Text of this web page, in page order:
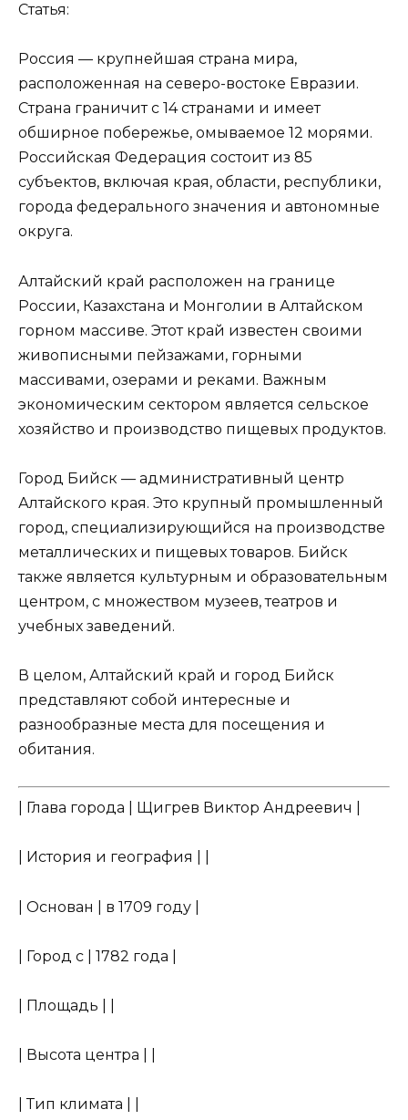
Статья:
Россия — крупнейшая страна мира,
расположенная на северо-востоке Евразии.
Страна граничит с 14 странами и имеет
обширное побережье, омываемое 12 морями.
Российская Федерация состоит из 85
субъектов, включая края, области, республики,
города федерального значения и автономные
округа.
Алтайский край расположен на границе
России, Казахстана и Монголии в Алтайском
горном массиве. Этот край известен своими
живописными пейзажами, горными
массивами, озерами и реками. Важным
экономическим сектором является сельское
хозяйство и производство пищевых продуктов.
Город Бийск — административный центр
Алтайского края. Это крупный промышленный
город, специализирующийся на производстве
металлических и пищевых товаров. Бийск
также является культурным и образовательным
центром, с множеством музеев, театров и
учебных заведений.
В целом, Алтайский край и город Бийск
представляют собой интересные и
разнообразные места для посещения и
обитания.
| Глава города | Щигрев Виктор Андреевич |
| История и география | |
| Основан | в 1709 году |
| Город с | 1782 года |
| Площадь | |
| Высота центра | |
| Тип климата | |